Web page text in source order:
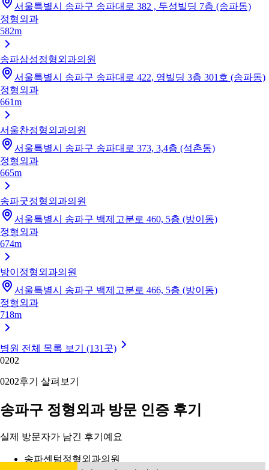
서울특별시 송파구 송파대로 382 , 두성빌딩 7층 (송파동)
정형외과
582m
송파삼성정형외과의원
서울특별시 송파구 송파대로 422, 영빌딩 3층 301호 (송파동)
정형외과
661m
서울찬정형외과의원
서울특별시 송파구 송파대로 373, 3,4층 (석촌동)
정형외과
665m
송파굿정형외과의원
서울특별시 송파구 백제고분로 460, 5층 (방이동)
정형외과
674m
방이정형외과의원
서울특별시 송파구 백제고분로 466, 5층 (방이동)
정형외과
718m
병원 전체 목록 보기 (131곳)
0202
0202후기 살펴보기
송파구 정형외과 방문 인증 후기
실제 방문자가 남긴 후기예요
송파센텀정형외과의원